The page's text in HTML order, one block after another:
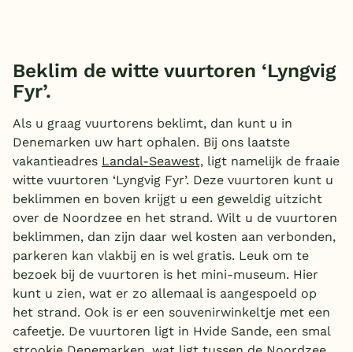
Beklim de witte vuurtoren ‘Lyngvig
Fyr’.
Als u graag vuurtorens beklimt, dan kunt u in
Denemarken uw hart ophalen. Bij ons laatste
vakantieadres Landal-Seawest, ligt namelijk de fraaie
witte vuurtoren ‘Lyngvig Fyr’. Deze vuurtoren kunt u
beklimmen en boven krijgt u een geweldig uitzicht
over de Noordzee en het strand. Wilt u de vuurtoren
beklimmen, dan zijn daar wel kosten aan verbonden,
parkeren kan vlakbij en is wel gratis. Leuk om te
bezoek bij de vuurtoren is het mini-museum. Hier
kunt u zien, wat er zo allemaal is aangespoeld op
het strand. Ook is er een souvenirwinkeltje met een
cafeetje. De vuurtoren ligt in Hvide Sande, een smal